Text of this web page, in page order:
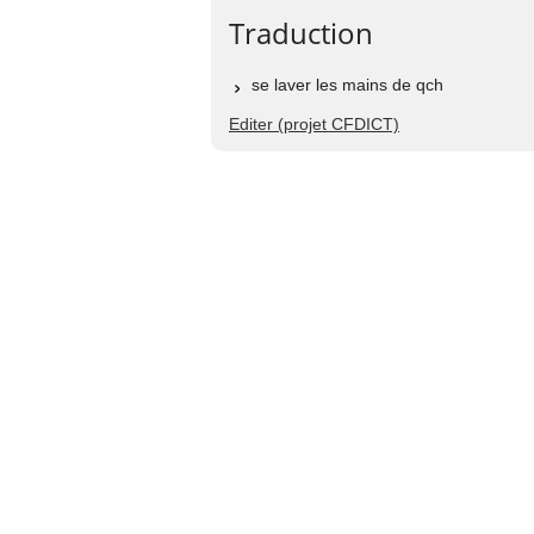
Traduction
se laver les mains de qch
Editer (projet CFDICT)